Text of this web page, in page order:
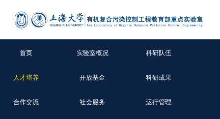
首页 实验室概况 科研队伍
人才培养 开放基金 科研成果
合作交流 社会服务 运行管理